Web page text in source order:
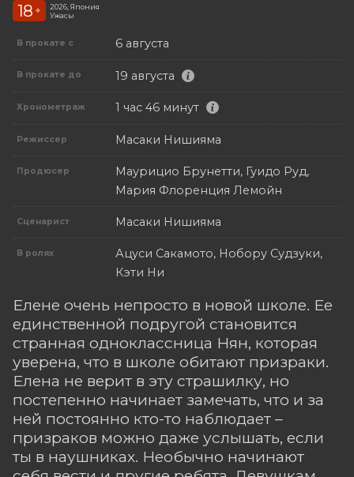
18 +
2026, Япония
Ужасы
В прокате с 6 августа
В прокате до 19 августа
Хронометраж 1 час 46 минут
Режиссер Масаки Нишияма
Продюсер
Маурицио Брунетти, Гуидо Руд,
Мария Флоренция Лемойн
Сценарист Масаки Нишияма
В ролях
Ацуси Сакамото, Нобору Судзуки,
Кэти Ни
Елене очень непросто в новой школе. Ее
единственной подругой становится
странная одноклассница Нян, которая
уверена, что в школе обитают призраки.
Елена не верит в эту страшилку, но
постепенно начинает замечать, что и за
ней постоянно кто-то наблюдает –
призраков можно даже услышать, если
ты в наушниках. Необычно начинают